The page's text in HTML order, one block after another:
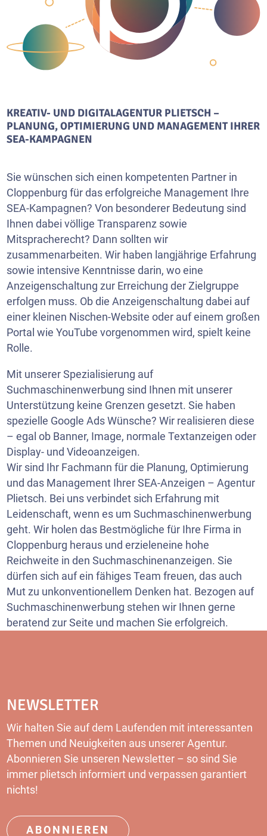
KREATIV- UND DIGITALAGENTUR PLIETSCH –
PLANUNG, OPTIMIERUNG UND MANAGEMENT IHRER
SEA-KAMPAGNEN
Sie wünschen sich einen kompetenten Partner in
Cloppenburg für das erfolgreiche Management Ihre
SEA-Kampagnen? Von besonderer Bedeutung sind
Ihnen dabei völlige Transparenz sowie
Mitspracherecht? Dann sollten wir
zusammenarbeiten. Wir haben langjährige Erfahrung
sowie intensive Kenntnisse darin, wo eine
Anzeigenschaltung zur Erreichung der Zielgruppe
erfolgen muss. Ob die Anzeigenschaltung dabei auf
einer kleinen Nischen-Website oder auf einem großen
Portal wieYouTube vorgenommen wird, spielt keine
Rolle.
Mit unserer Spezialisierung auf
Suchmaschinenwerbung sind Ihnen mit unserer
Unterstützung keine Grenzen gesetzt. Sie haben
spezielle Google Ads Wünsche? Wir realisieren diese
– egal ob Banner, Image, normale Textanzeigen oder
Display- und Videoanzeigen.
Wir sind Ihr Fachmann für die Planung, Optimierung
und das Management Ihrer SEA-Anzeigen – Agentur
Plietsch. Bei uns verbindet sich Erfahrung mit
Leidenschaft, wenn es um Suchmaschinenwerbung
geht. Wir holen das Bestmögliche für Ihre Firma in
Cloppenburg heraus und erzieleneine hohe
Reichweite in den Suchmaschinenanzeigen. Sie
dürfen sich auf ein fähiges Team freuen, das auch
Mut zu unkonventionellem Denken hat. Bezogen auf
Suchmaschinenwerbung stehen wir Ihnen gerne
beratend zur Seite und machen Sie erfolgreich.
NEWSLETTER
Wir halten Sie auf dem Laufenden mit interessanten
Themen und Neuigkeiten aus unserer Agentur.
Abonnieren Sie unseren Newsletter – so sind Sie
immer plietsch informiert und verpassen garantiert
nichts!
ABONNIEREN